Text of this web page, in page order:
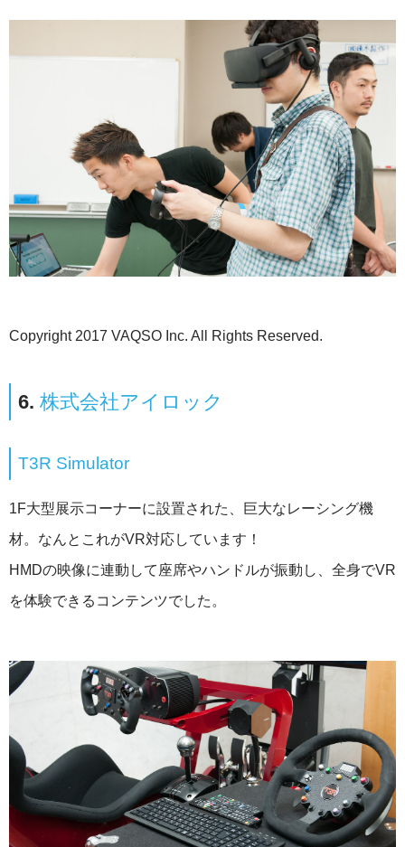
Copyright 2017 VAQSO Inc. All Rights Reserved.
6. 株式会社アイロック
T3R Simulator
1F大型展示コーナーに設置された、巨大なレーシング機
材。なんとこれがVR対応しています！
HMDの映像に連動して座席やハンドルが振動し、全身でVR
を体験できるコンテンツでした。